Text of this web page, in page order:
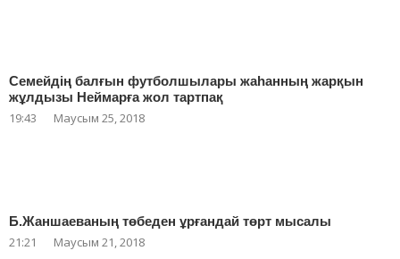
Семейдің балғын футболшылары жаһанның жарқын
жұлдызы Неймарға жол тартпақ
19:43 Маусым 25, 2018
Б.Жаншаеваның төбеден ұрғандай төрт мысалы
21:21 Маусым 21, 2018